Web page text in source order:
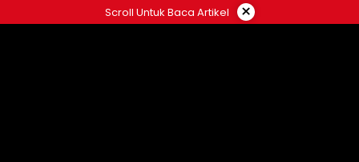
ke
Scroll Untuk Baca Artikel ×